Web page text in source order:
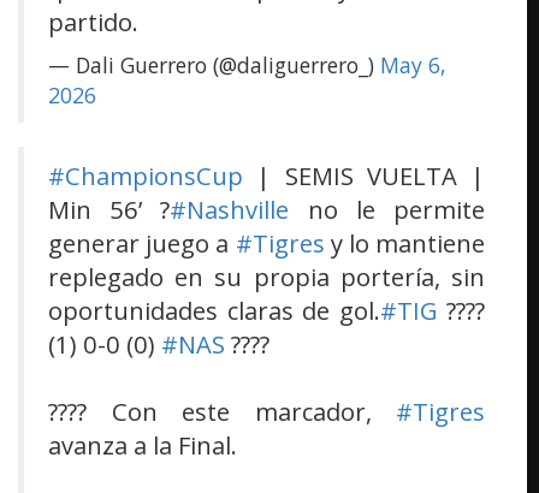
partido.
— Dali Guerrero (@daliguerrero_) May 6,
2026
#ChampionsCup | SEMIS VUELTA |
Min 56’ ?#Nashville no le permite
generar juego a #Tigres y lo mantiene
replegado en su propia portería, sin
oportunidades claras de gol.#TIG ????
(1) 0-0 (0) #NAS ????
???? Con este marcador, #Tigres
avanza a la Final.